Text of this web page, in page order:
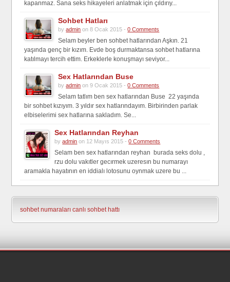
kapanmaz. Sana seks hikayeleri anlatmak için çıldırıy...
Sohbet Hatları
byadmin on 8 Ocak 2015 -0 Comments
Selam beyler ben sohbet hatlarından Aşkın. 21
yaşında genç bir kızım. Evde boş durmaktansa sohbet hatlarına
katılmayı tercih ettim. Erkeklerle konuşmayı seviyor...
Sex Hatlarından Buse
byadmin on 9 Ocak 2015 -0 Comments
Selam tatlım ben sex hatlarından Buse 22 yaşında
bir sohbet kızıyım. 3 yıldır sex hatlarındayım. Birbirinden parlak
elbiselerimi sex hatlarına sakladım. Se...
Sex Hatlarından Reyhan
byadmin on 12 Mayıs 2015 -0 Comments
Selam ben sex hatlarından reyhan burada seks dolu ,
rzu dolu vakıtler gecırmek uzeresın bu numarayı
aramakla hayatının en iddialı lotosunu oynmak uzere bu ...
sohbet numaraları canlı sohbet hattı